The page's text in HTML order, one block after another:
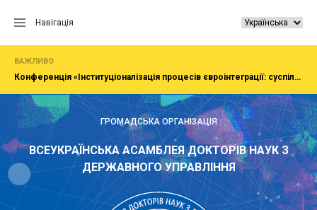
Навігація
ВАЖЛИВО
Конференція «Інституціоналізація процесів євроінтеграції: суспільство, економіка, адміністрування»
ГРОМАДСЬКА ОРГАНІЗАЦІЯ
ВСЕУКРАЇНСЬКА АСАМБЛЕЯ ДОКТОРІВ НАУК З
ДЕРЖАВНОГО УПРАВЛІННЯ